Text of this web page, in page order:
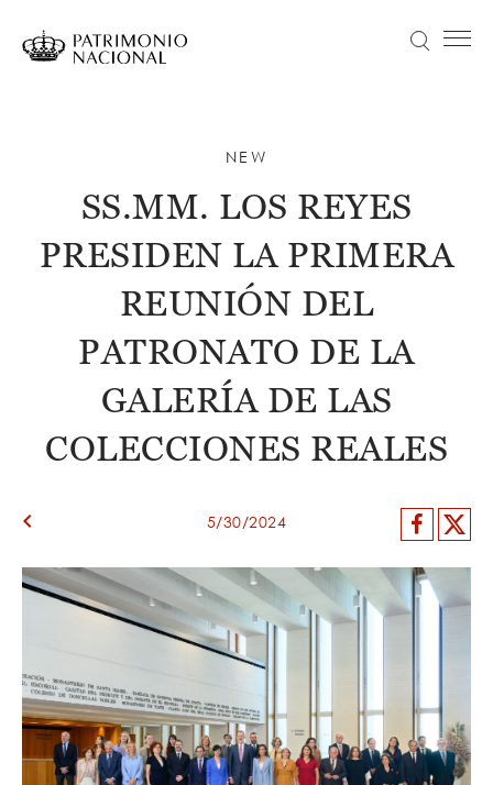
main
COLLECTION
EDUCATION
ABOUT US
TRANSPARENCIA
Search
NEW
SS.MM. LOS REYES
PRESIDEN LA PRIMERA
REUNIÓN DEL
PATRONATO DE LA
GALERÍA DE LAS
COLECCIONES REALES
keyboard_arrow_left 5/30/2024